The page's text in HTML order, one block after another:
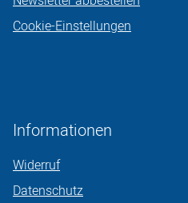
Cookie-Einstellungen
Informationen
Widerruf
Datenschutz